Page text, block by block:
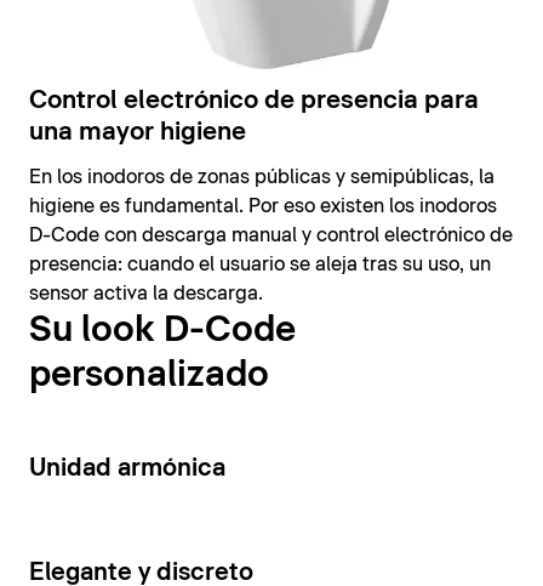
Control electrónico de presencia para
una mayor higiene
En los inodoros de zonas públicas y semipúblicas, la
higiene es fundamental. Por eso existen los inodoros
D-Code con descarga manual y control electrónico de
presencia: cuando el usuario se aleja tras su uso, un
sensor activa la descarga.
Su look D-Code
personalizado
14
Unidad armónica
15
Elegante y discreto